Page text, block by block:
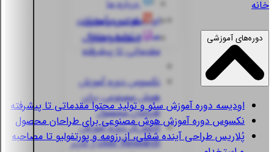
اودیسهدوره آموزش
سئو و تولید محتوا
مقدماتی تا پیشرفته
نکسوسدوره آموزش
هوش مصنوعی برای
طراحان محصول
کاوش‌گردوره آموزش
User Research ( کاربر
درباره ما
قوانین و مقررات
استعلام مدارک
خانه
دوره‌های آموزشی
اودیسهدوره آموزش سئو و تولید محتوا مقدماتی تا پیشرفته
نکسوسدوره آموزش هوش مصنوعی برای طراحان محصول
پُلاریسطراحی آینده شغلی، از رزومه و پورتفولیو تا مصاحبه